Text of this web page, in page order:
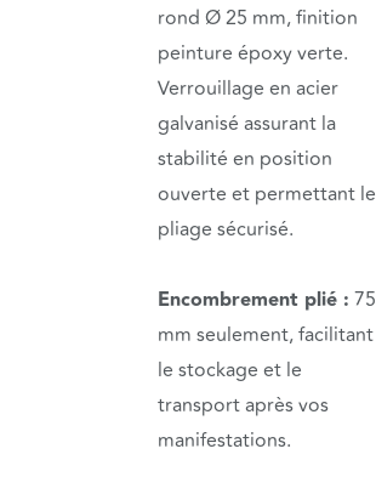
rond Ø 25 mm, finition
peinture époxy verte.
Verrouillage en acier
galvanisé assurant la
stabilité en position
ouverte et permettant le
pliage sécurisé.
Encombrement plié : 75
mm seulement, facilitant
le stockage et le
transport après vos
manifestations.